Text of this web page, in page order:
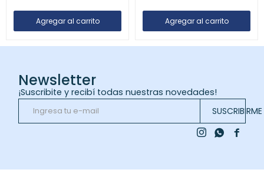
Newsletter
¡Suscribite y recibí todas nuestras novedades!
SUSCRIBIRME

 